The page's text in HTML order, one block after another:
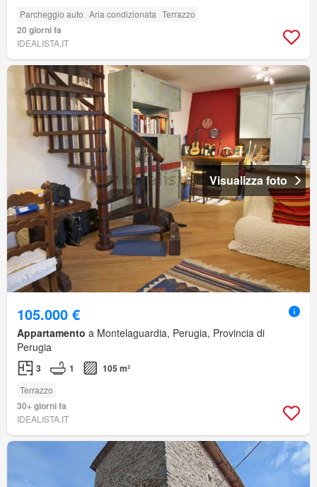
Parcheggio auto Aria condizionata Terrazzo
20 giorni fa
IDEALISTA.IT
Visualizza foto
105.000 €
Appartamento a Montelaguardia, Perugia, Provincia di
Perugia
3 1 105 m²
Terrazzo
30+ giorni fa
IDEALISTA.IT